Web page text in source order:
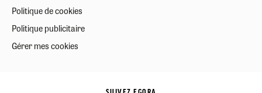
Politique de cookies
Politique publicitaire
Gérer mes cookies